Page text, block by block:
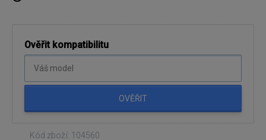
Ověřit kompatibilitu
OVĚŘIT
Kód zboží: 104560